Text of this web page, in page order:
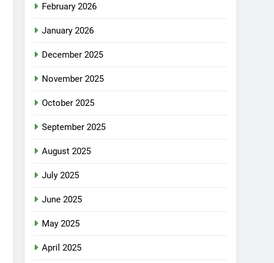
February 2026
January 2026
December 2025
November 2025
October 2025
September 2025
August 2025
July 2025
June 2025
May 2025
April 2025